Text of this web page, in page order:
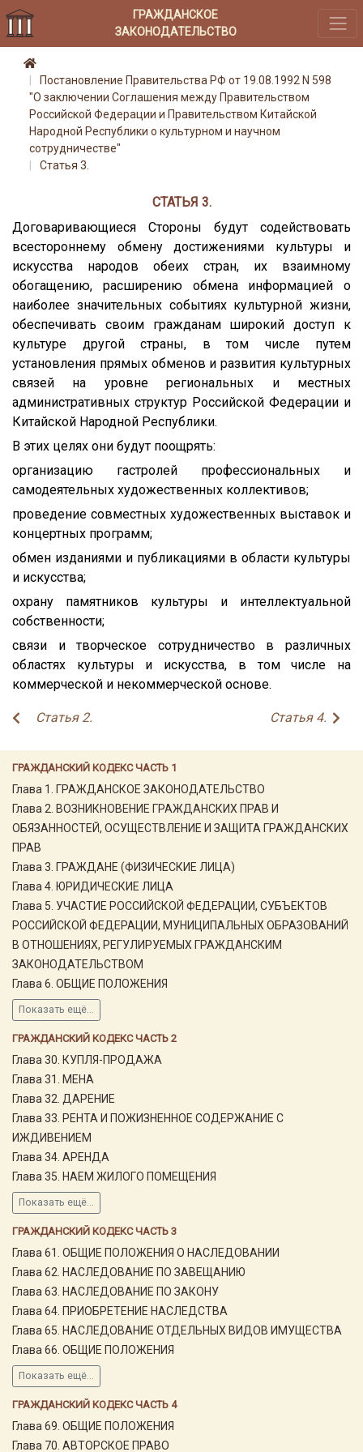
ГРАЖДАНСКОЕ
ЗАКОНОДАТЕЛЬСТВО
ГРАЖДАНСКИЙ КОДЕКС ЧАСТЬ 1
Глава 1. ГРАЖДАНСКОЕ ЗАКОНОДАТЕЛЬСТВО
Глава 2. ВОЗНИКНОВЕНИЕ ГРАЖДАНСКИХ ПРАВ И
ОБЯЗАННОСТЕЙ, ОСУЩЕСТВЛЕНИЕ И ЗАЩИТА ГРАЖДАНСКИХ
ПРАВ
Глава 3. ГРАЖДАНЕ (ФИЗИЧЕСКИЕ ЛИЦА)
Глава 4. ЮРИДИЧЕСКИЕ ЛИЦА
Глава 5. УЧАСТИЕ РОССИЙСКОЙ ФЕДЕРАЦИИ, СУБЪЕКТОВ
РОССИЙСКОЙ ФЕДЕРАЦИИ, МУНИЦИПАЛЬНЫХ ОБРАЗОВАНИЙ
В ОТНОШЕНИЯХ, РЕГУЛИРУЕМЫХ ГРАЖДАНСКИМ
ЗАКОНОДАТЕЛЬСТВОМ
Глава 6. ОБЩИЕ ПОЛОЖЕНИЯ
Показать ещё...
ГРАЖДАНСКИЙ КОДЕКС ЧАСТЬ 2
Глава 30. КУПЛЯ-ПРОДАЖА
Глава 31. МЕНА
Глава 32. ДАРЕНИЕ
Глава 33. РЕНТА И ПОЖИЗНЕННОЕ СОДЕРЖАНИЕ С
ИЖДИВЕНИЕМ
Глава 34. АРЕНДА
Глава 35. НАЕМ ЖИЛОГО ПОМЕЩЕНИЯ
Показать ещё...
ГРАЖДАНСКИЙ КОДЕКС ЧАСТЬ 3
Глава 61. ОБЩИЕ ПОЛОЖЕНИЯ О НАСЛЕДОВАНИИ
Глава 62. НАСЛЕДОВАНИЕ ПО ЗАВЕЩАНИЮ
Глава 63. НАСЛЕДОВАНИЕ ПО ЗАКОНУ
Глава 64. ПРИОБРЕТЕНИЕ НАСЛЕДСТВА
Глава 65. НАСЛЕДОВАНИЕ ОТДЕЛЬНЫХ ВИДОВ ИМУЩЕСТВА
Глава 66. ОБЩИЕ ПОЛОЖЕНИЯ
Показать ещё...
ГРАЖДАНСКИЙ КОДЕКС ЧАСТЬ 4
Глава 69. ОБЩИЕ ПОЛОЖЕНИЯ
Глава 70. АВТОРСКОЕ ПРАВО
Постановление Правительства РФ от 19.08.1992 N 598
"О заключении Соглашения между Правительством
Российской Федерации и Правительством Китайской
Народной Республики о культурном и научном
сотрудничестве"
Статья 3.
СТАТЬЯ 3.
Договаривающиеся Стороны будут содействовать
всестороннему обмену достижениями культуры и
искусства народов обеих стран, их взаимному
обогащению, расширению обмена информацией о
наиболее значительных событиях культурной жизни,
обеспечивать своим гражданам широкий доступ к
культуре другой страны, в том числе путем
установления прямых обменов и развития культурных
связей на уровне региональных и местных
административных структур Российской Федерации и
Китайской Народной Республики.
В этих целях они будут поощрять:
организацию гастролей профессиональных и
самодеятельных художественных коллективов;
проведение совместных художественных выставок и
концертных программ;
обмен изданиями и публикациями в области культуры
и искусства;
охрану памятников культуры и интеллектуальной
собственности;
связи и творческое сотрудничество в различных
областях культуры и искусства, в том числе на
коммерческой и некоммерческой основе.
Статья 2. Статья 4.